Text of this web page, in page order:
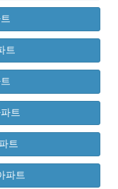
트
트
트
파트